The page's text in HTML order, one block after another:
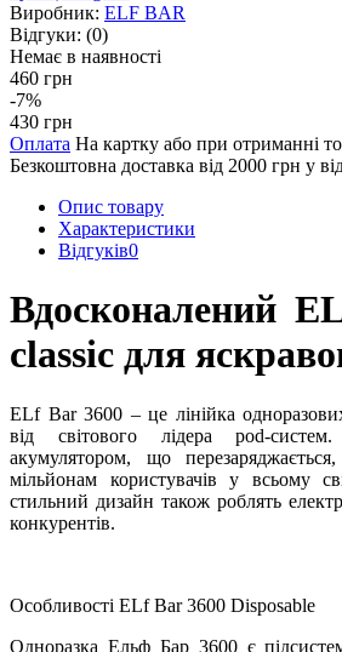
Виробник: ELF BAR
Відгуки: (0)
Немає в наявності
460 грн
-7%
430 грн
Оплата На картку або при отриманні
Безкоштовна доставка від 2000 грн у
Опис товару
Характеристики
Відгуків0
Вдосконалений
classic для
ELf Bar 3600 – це лінійка
від світового лідера pod-
акумулятором, що
мільйонам користувачів у всьому
стильний дизайн також роблять
конкурентів.
Особливості ELf Bar 3600 Disposable
Одноразка Ельф Бар 3600 є